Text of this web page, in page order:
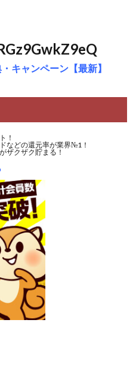
キャンペーン【最新】
！
などの還元率が業界№1！
ザクザク貯まる！